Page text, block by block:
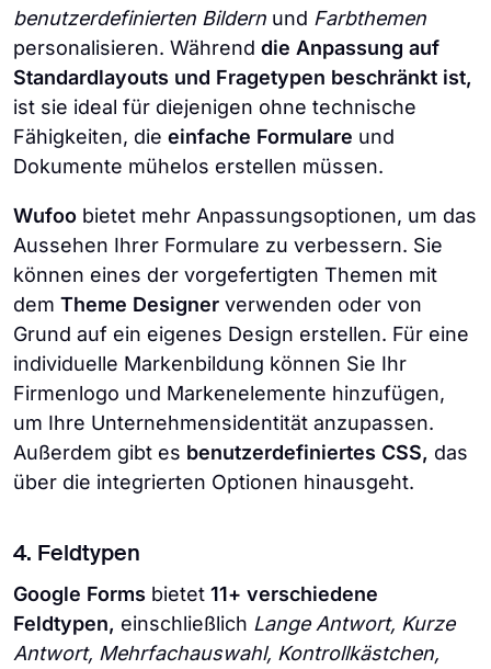
benutzerdefinierten Bildern und Farbthemen
personalisieren. Während die Anpassung auf
Standardlayouts und Fragetypen beschränkt ist,
ist sie ideal für diejenigen ohne technische
Fähigkeiten, die einfache Formulare und
Dokumente mühelos erstellen müssen.
Wufoo bietet mehr Anpassungsoptionen, um das
Aussehen Ihrer Formulare zu verbessern. Sie
können eines der vorgefertigten Themen mit
dem Theme Designer verwenden oder von
Grund auf ein eigenes Design erstellen. Für eine
individuelle Markenbildung können Sie Ihr
Firmenlogo und Markenelemente hinzufügen,
um Ihre Unternehmensidentität anzupassen.
Außerdem gibt es benutzerdefiniertes CSS, das
über die integrierten Optionen hinausgeht.
4. Feldtypen
Google Forms bietet 11+ verschiedene
Feldtypen, einschließlich Lange Antwort, Kurze
Antwort, Mehrfachauswahl, Kontrollkästchen,